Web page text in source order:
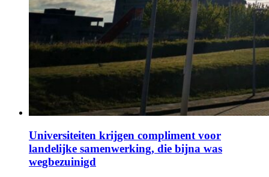
Universiteiten krijgen compliment voor
landelijke samenwerking, die bijna was
wegbezuinigd